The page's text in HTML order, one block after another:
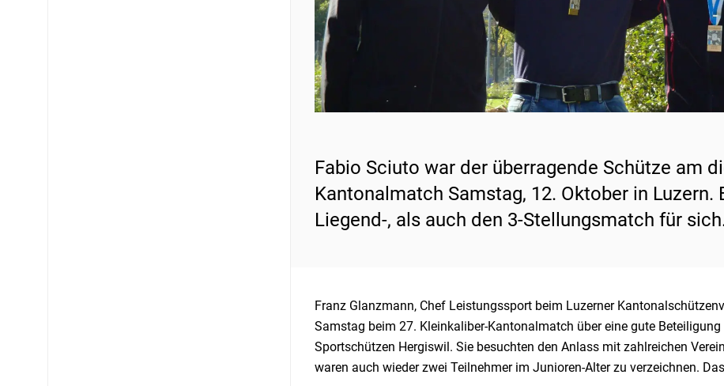
Fabio Sciuto war der überragende Schütze am
Kantonalmatch Samstag, 12. Oktober in
Liegend-, als auch den 3-Stellungsmatch für
Franz Glanzmann, Chef Leistungssport beim Luzerner
Samstag beim 27. Kleinkaliber-Kantonalmatch über eine gute
Sportschützen Hergiswil. Sie besuchten den Anlass mit zahlreichen
waren auch wieder zwei Teilnehmer im Junioren-Alter zu verzeichnen.